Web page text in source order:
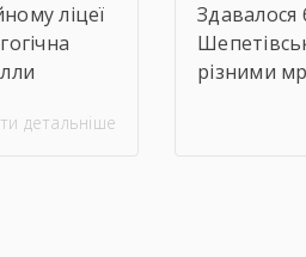
ліцеї
детальніше
різними
вони